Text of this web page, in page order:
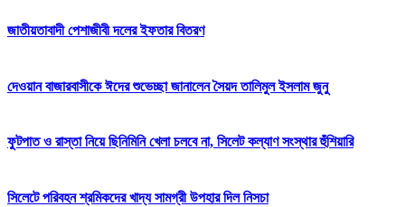
জাতীয়তাবাদী পেশাজীবী দলের ইফতার বিতরণ
দেওয়ান বাজারবাসীকে ঈদের শুভেচ্ছা জানালেন সৈয়দ তালিমুল ইসলাম জুনু
ফুটপাত ও রাস্তা নিয়ে ছিনিমিনি খেলা চলবে না, সিলেট কল্যাণ সংস্থার হুঁশিয়ারি
সিলেটে পরিবহন শ্রমিকদের খাদ্য সামগ্রী উপহার দিল নিসচা